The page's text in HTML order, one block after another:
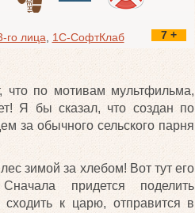
го лица 1C-СофтКлаб 7 +
что по мотивам мультфильма,
Я бы сказал, что создан по
за обычного сельского парня
зимой за хлебом! Вот тут его
придется поделить
к царю, отправится в